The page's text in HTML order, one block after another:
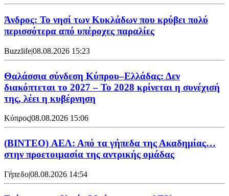
Άνδρος: Το νησί των Κυκλάδων που κρύβει πολύ
περισσότερα από υπέροχες παραλίες
Buzzlife|08.08.2026 15:23
Θαλάσσια σύνδεση Κύπρου–Ελλάδας: Δεν
διακόπτεται το 2027 – Το 2028 κρίνεται η συνέχισή
της, λέει η κυβέρνηση
Κύπρος|08.08.2026 15:06
(BINTEO) ΑΕΛ: Από τα γήπεδα της Ακαδημίας…
στην προετοιμασία της αντρικής ομάδας
Γήπεδο|08.08.2026 14:54